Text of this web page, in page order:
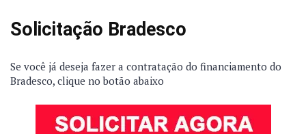
Solicitação Bradesco
Se você já deseja fazer a contratação do financiamento do
Bradesco, clique no botão abaixo